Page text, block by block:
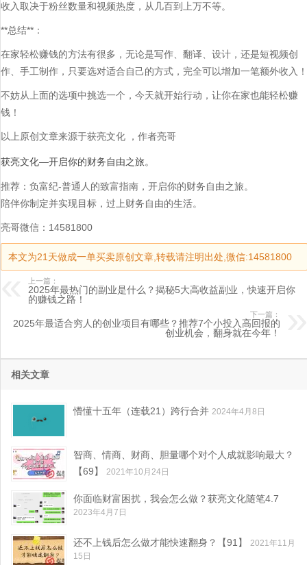
收入取决于粉丝数量和视频热度，从几百到上万不等。
**总结**：
在家轻松赚钱的方法有很多，无论是写作、翻译、设计，还是短视频创
作、手工制作，只要选对适合自己的方式，完全可以增加一笔额外收入！
不妨从上面的选项中挑选一个，今天就开始行动，让你在家也能轻松赚
钱！
以上原创文章来源于获亮文化 ，作者亮哥
获亮文化—开启你的财务自由之旅。
推荐：负富纪-普通人的致富指南，开启你的财务自由之旅。
陪伴你制定并实现目标，过上财务自由的生活。
亮哥微信：14581800
本文为21天做成一单买卖原创文章,转载请注明出处,微信:14581800
上一篇：
2025年最热门的副业是什么？揭秘5大高收益副业，快速开启你
的赚钱之路！
下一篇：
2025年最适合穷人的创业项目有哪些？推荐7个小投入高回报的
创业机会，翻身就在今年！
相关文章
懵懂十五年（连载21）跨行合并 2024年4月8日
智商、情商、财商、胆量哪个对个人成就影响最大？
【69】
2021年10月24日
你面临财富困扰，我会怎么做？获亮文化随笔4.7
2023年4月7日
还不上钱后怎么做才能快速翻身？【91】
2021年11月
15日